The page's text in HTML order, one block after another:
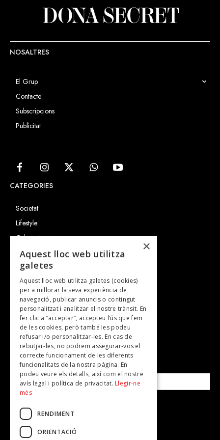
NOSALTRES
El Grup
Contacte
Subscripcions
Publicitat
CATEGORIES
Societat
Lifestyle
Cultura i art
Entrevistes
Gastronomia
TV
Plans per fer
Revistes
SUBSCRIU-TE A LA NOSTRA NEWSLETTER!
Correu electrònic*
Accepto lapolítica de privacitat
×
Aquest lloc web utilitza
galetes
Aquest lloc web utilitza galetes (cookies)
per a millorar la seva experiència de
navegació, publicar anuncis o contingut
personalitzat i analitzar el nostre trànsit. En
fer clic a “acceptar”, accepteu l’ús que fem
de les cookies, però també les podeu
refusar i/o personalitzar-les. En cas de
rebutjar-les, no podrem assegurar-vos el
correcte funcionament de les diferents
funcionalitats de la nostra pàgina. En
podeu veure els detalls, així com el nostre
avís legal i política de privacitat. Llegir-ne
més
RENDIMENT
ORIENTACIÓ